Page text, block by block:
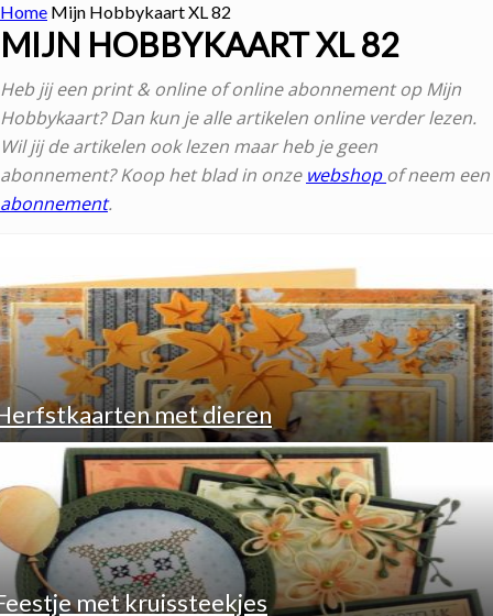
Home Mijn Hobbykaart XL 82
MIJN HOBBYKAART XL 82
Heb jij een print & online of online abonnement op Mijn
Hobbykaart? Dan kun je alle artikelen online verder lezen.
Wil jij de artikelen ook lezen maar heb je geen
abonnement? Koop het blad in onze webshopof neem een
abonnement.
met dieren
met kruissteekjes